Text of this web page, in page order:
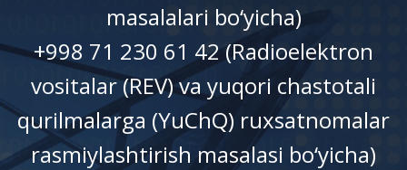
masalalari bo‘yicha)
+998 71 230 61 42 (Radioelektron
vositalar (REV) va yuqori chastotali
qurilmalarga (YuChQ) ruxsatnomalar
rasmiylashtirish masalasi bo‘yicha)